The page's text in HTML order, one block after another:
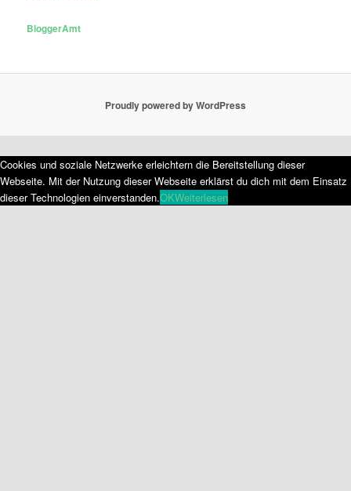
BloggerAmt
Proudly powered by WordPress
Cookies und soziale Netzwerke erleichtern die Bereitstellung dieser
Webseite. Mit der Nutzung dieser Webseite erklärst du dich mit dem Einsatz
dieser Technologien einverstanden.OKWeiterlesen